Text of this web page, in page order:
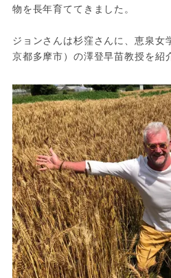
物を長年育ててきました。
ジョンさんは杉窪さんに、恵泉女
京都多摩市）の澤登早苗教授を紹